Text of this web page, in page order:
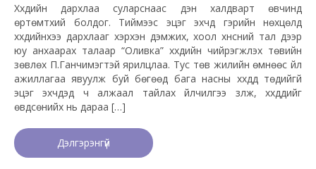
Хүүхдийн дархлаа суларснаас үүдэн халдварт өвчинд
өртөмтхий болдог. Тиймээс эцэг эхчүүд гэрийн нөхцөлд
хүүхдийнхээ дархлааг хэрхэн дэмжих, хоол хүнсний тал дээр
юу анхаарах талаар “Оливка” хүүхдийн чийрэгжүүлэх төвийн
зөвлөх П.Ганчимэгтэй ярилцлаа. Тус төв жилийн өмнөөс үйл
ажиллагаа явуулж буй бөгөөд бага насны хүүхдүүд төдийгүй
эцэг эхчүүдэд ч алжаал тайлах үйлчилгээ үзүүлж, хүүхдүүдийг
өвдсөнийх нь дараа […]
Дэлгэрэнгүй